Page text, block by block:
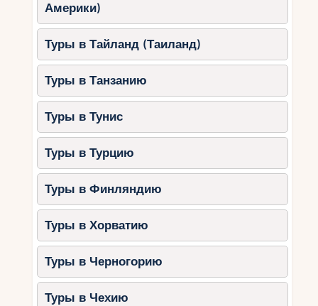
Америки)
Туры в Тайланд (Таиланд)
Туры в Танзанию
Туры в Тунис
Туры в Турцию
Туры в Финляндию
Туры в Хорватию
Туры в Черногорию
Туры в Чехию